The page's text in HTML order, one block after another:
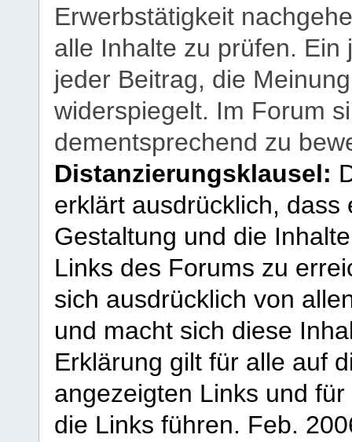
Erwerbstätigkeit
alle Inhalte zu prüfen.
jeder Beitrag, die
widerspiegelt. Im Forum
dementsprechend zu
Distanzierungsklausel:
erklärt ausdrücklich,
Gestaltung und die
Links des Forums zu
sich ausdrücklich von
und macht sich diese
Erklärung gilt für alle auf
angezeigten Links und
die Links führen. Feb.